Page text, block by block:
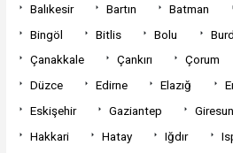
Balıkesir
Bartın Batman
Bingöl
Bitlis Bolu
Çanakkale
Çankırı Çorum
Düzce
Edirne Elazığ
Eskişehir
Gaziantep Giresun
Hakkari
Hatay Iğdır